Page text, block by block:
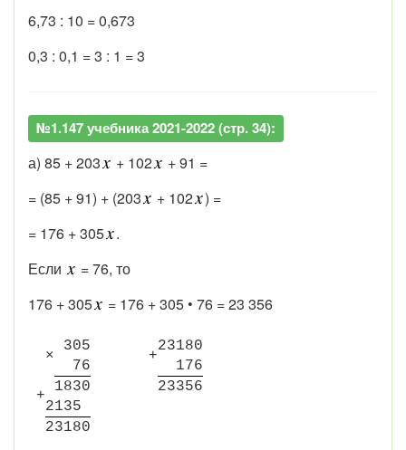
6,73 : 10 = 0,673
0,3 : 0,1 = 3 : 1 = 3
№1.147 учебника 2021-2022 (стр. 34):
а) 85 + 203 + 102
+ 91 =
= (85 + 91) + (203
+ 102 ) =
= 176 + 305
.
Если
= 76, то
176 + 305
= 176 + 305 • 76 = 23 356
×
305
76
+
1830
2135
23180
+
23180
176
23356